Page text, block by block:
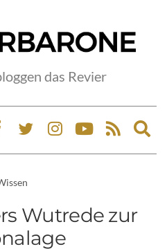
das Revier
Wutrede zur